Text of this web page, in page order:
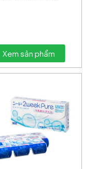
Xem sản phẩm